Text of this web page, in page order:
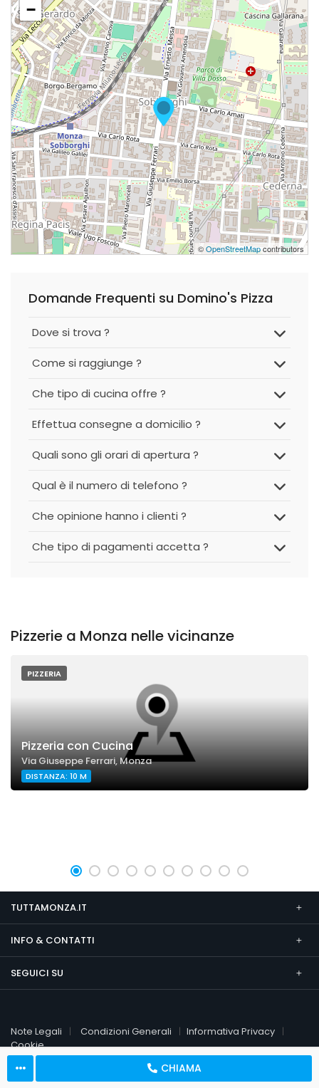
−
©OpenStreetMapcontributors
Domande Frequenti su Domino's Pizza
Dove si trova ?
Come si raggiunge ?
Che tipo di cucina offre ?
Effettua consegne a domicilio ?
Quali sono gli orari di apertura ?
Qual è il numero di telefono ?
Che opinione hanno i clienti ?
Che tipo di pagamenti accetta ?
CHIAMA
Pizzerie a Monza nelle vicinanze
PIZZERIA
Pizzeria con Cucina
Via Giuseppe Ferrari, Monza
DISTANZA: 10 M
TUTTAMONZA.IT
INFO & CONTATTI
SEGUICI SU
Note Legali Condizioni Generali
Informativa Privacy
Cookie
© 2026 TuttaMonza.it